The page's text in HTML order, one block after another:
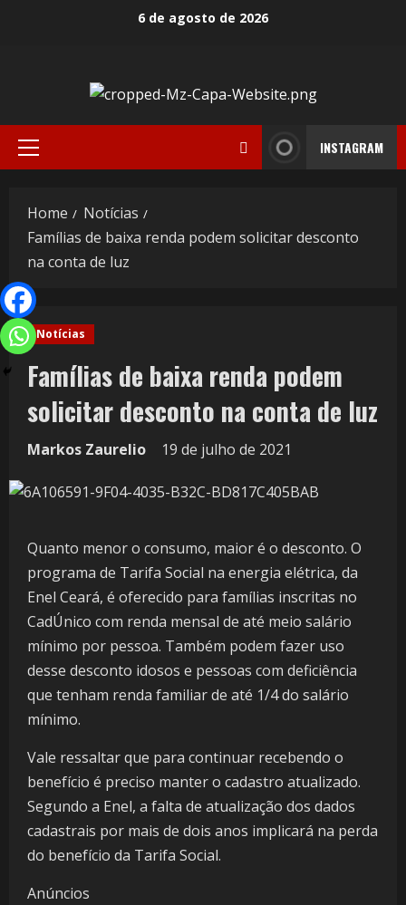
6 de agosto de 2026
INSTAGRAM
Home
Notícias
Famílias de baixa renda podem solicitar desconto
na conta de luz
Notícias
Famílias de baixa renda podem
solicitar desconto na conta de luz
Markos Zaurelio 19 de julho de 2021
Quanto menor o consumo, maior é o desconto. O
programa de Tarifa Social na energia elétrica, da
Enel Ceará, é oferecido para famílias inscritas no
CadÚnico com renda mensal de até meio salário
mínimo por pessoa. Também podem fazer uso
desse desconto idosos e pessoas com deficiência
que tenham renda familiar de até 1/4 do salário
mínimo.
Vale ressaltar que para continuar recebendo o
benefício é preciso manter o cadastro atualizado.
Segundo a Enel, a falta de atualização dos dados
cadastrais por mais de dois anos implicará na perda
do benefício da Tarifa Social.
Anúncios